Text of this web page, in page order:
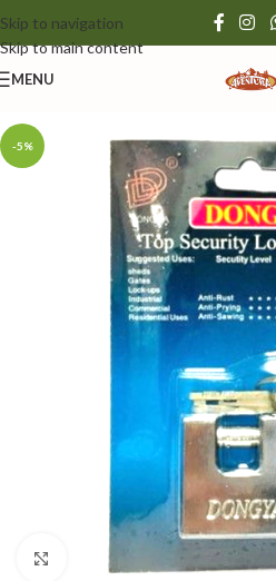
Skip to navigation
Skip to main content
MENU
-5%